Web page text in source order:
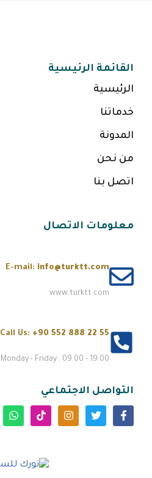
القائمة الرئيسية
الرئيسية
خدماتنا
المدونة
من نحن
اتصل بنا
معلومات الاتصال
E-mail: info@turktt.com
www.turktt.com
Call Us: +90 552 888 22 55
Monday - Friday : 09:00 - 19:00
التواصل الاجتماعي